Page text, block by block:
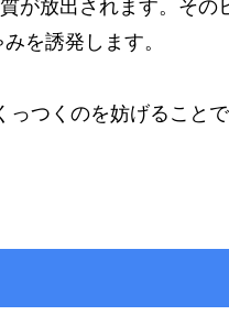
が放出されます。その
を誘発します。
つくのを妨げること